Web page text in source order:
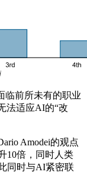
前所未有的职业
法适应AI的“改
Amodei的观点
10倍，同时人类
同时与AI紧密联